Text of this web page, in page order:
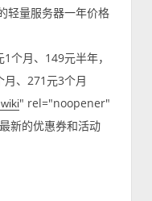
轻量服务器一年价格
个月、149元半年，
、271元3个月
" rel="noopener"
新的优惠券和活动